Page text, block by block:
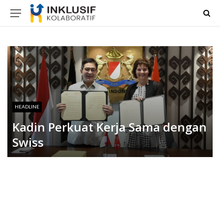
HEADLINE
Kadin Perkuat Kerja Sama dengan
Swiss